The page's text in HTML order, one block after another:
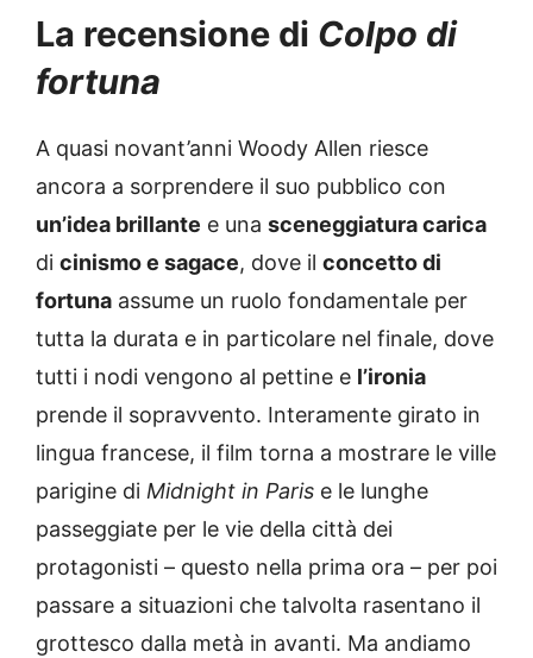
La recensione di Colpo di
fortuna
A quasi novant’anni Woody Allen riesce
ancora a sorprendere il suo pubblico con
un’idea brillante e una sceneggiatura carica
di cinismo e sagace, dove il concetto di
fortuna assume un ruolo fondamentale per
tutta la durata e in particolare nel finale, dove
tutti i nodi vengono al pettine e l’ironia
prende il sopravvento. Interamente girato in
lingua francese, il film torna a mostrare le ville
parigine di Midnight in Paris e le lunghe
passeggiate per le vie della città dei
protagonisti – questo nella prima ora – per poi
passare a situazioni che talvolta rasentano il
grottesco dalla metà in avanti. Ma andiamo